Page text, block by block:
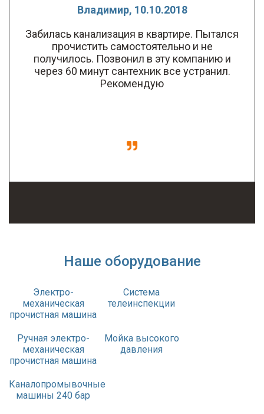
Владимир, 10.10.2018
Забилась канализация в квартире. Пытался
прочистить самостоятельно и не
получилось. Позвонил в эту компанию и
через 60 минут сантехник все устранил.
Рекомендую
Наше оборудование
Электро-
механическая
прочистная машина
Система
телеинспекции
Ручная электро-
механическая
прочистная машина
Мойка высокого
давления
Каналопромывочные
машины 240 бар